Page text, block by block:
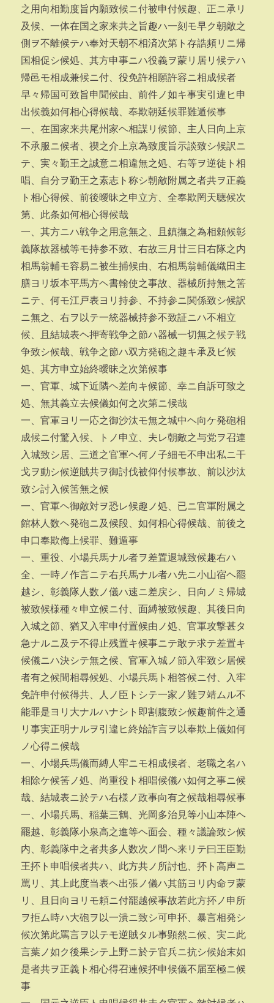
之用向相勤度旨内願致候ニ付被申付候趣、正ニ承リ
及候、一体在国之家来共之旨趣ハ一刻モ早ク朝敵之
側ヲ不離候テハ奉対天朝不相済次第ト存誥頻リニ帰
国相促シ候処、其方申事ニハ役義ヲ蒙リ居リ候テハ
帰邑モ相成兼候ニ付、役免許相願許容ニ相成候者
早々帰国可致旨申聞候由、前件ノ如キ事実引違ヒ申
出候義如何相心得候哉、奉欺朝廷候罪難遁候事
一、在国家来共尾州家ヘ相謀リ候節、主人日向上京
不承服ニ候者、禊之介上京為致度旨示談致シ候訳ニ
テ、実々勤王之誠意ニ相違無之処、右等ヲ逆徒ト相
唱、自分ヲ勤王之素志ト称シ朝敵附属之者共ヲ正義
ト相心得候、前後曖昧之申立方、全奉欺罔天聴候次
第、此条如何相心得候哉
一、其方ニハ戦争之用意無之、且鎮撫之為相頼候彰
義隊故器械等モ持参不致、右故三月廿三日右隊之内
相馬翁輔モ容易ニ被生捕候由、右相馬翁輔儀織田主
膳ヨリ坂本平馬方ヘ書翰使之事故、器械所持無之筈
ニテ、何モ江戸表ヨリ持参、不持参ニ関係致シ候訳
ニ無之、右ヲ以テ一統器械持参不致証ニハ不相立
候、且結城表ヘ押寄戦争之節ハ器械一切無之候テ戦
争致シ候哉、戦争之節ハ双方発砲之趣キ承及ビ候
処、其方申立始終曖昧之次第候事
一、官軍、城下近隣ヘ差向キ候節、幸ニ自訴可致之
処、無其義立去候儀如何之次第ニ候哉
一、官軍ヨリ一応之御沙汰モ無之城中ヘ向ケ発砲相
成候ニ付驚入候、トノ申立、夫レ朝敵之与党ヲ召連
入城致シ居、三道之官軍ヘ何ノ子細モ不申出私ニ干
戈ヲ動シ候逆賊共ヲ御討伐被仰付候事故、前以沙汰
致シ討入候筈無之候
一、官軍ヘ御敵対ヲ恐レ候趣ノ処、已ニ官軍附属之
館林人数ヘ発砲ニ及候段、如何相心得候哉、前後之
申口奉欺侮上候罪、難遁事
一、重役、小場兵馬ナル者ヲ差置退城致候趣右ハ
全、一時ノ作言ニテ右兵馬ナル者ハ先ニ小山宿ヘ罷
越シ、彰義隊人数ノ儀ハ速ニ差戻シ、日向ノミ帰城
被致候様種々申立候ニ付、面縛被致候趣、其後日向
入城之節、猶又入牢申付置候由ノ処、官軍攻撃甚タ
急ナルニ及テ不得止残置キ候事ニテ敢テ求テ差置キ
候儀ニハ決シテ無之候、官軍入城ノ節入牢致シ居候
者有之候間相尋候処、小場兵馬ト相答候ニ付、入牢
免許申付候得共、人ノ臣トシテ一家ノ難ヲ靖ムル不
能罪是ヨリ大ナルハナシト即割腹致シ候趣前件之通
リ事実正明ナルヲ引違ヒ終始詐言ヲ以奉欺上儀如何
ノ心得ニ候哉
一、小場兵馬儀而縛人牢ニモ相成候者、老職之名ハ
相除ケ候筈ノ処、尚重役ト相唱候儀ハ如何之事ニ候
哉、結城表ニ於テハ右様ノ政事向有之候哉相尋候事
一、小場兵馬、稲葉三鶴、光岡多治見等小山本陣ヘ
罷越、彰義隊小泉高之進等ヘ面会、種々議論致シ候
内、彰義隊中之者共多人数次ノ間ヘ来リテ曰王臣勤
王抔ト申唱候者共ハ、此方共ノ所討也、抔ト高声ニ
罵リ、其上此度当表ヘ出張ノ儀ハ其筋ヨリ内命ヲ蒙
リ、且日向ヨリモ頼ニ付罷越候事故若此方抔ノ申所
ヲ拒ム時ハ大砲ヲ以一潰ニ致シ可申抔、暴言相発シ
候次第此罵言ヲ以テモ逆賊タル事顕然ニ候、実ニ此
言葉ノ如ク後果シテ上野ニ於テ官兵ニ抗シ候始末如
是者共ヲ正義ト相心得召連候抔申候儀不届至極ニ候
事